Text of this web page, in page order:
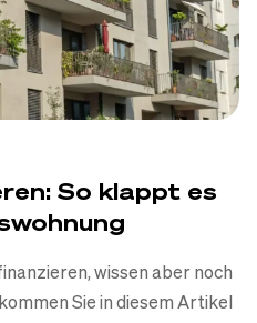
So klappt es
wissen aber noch
Sie in diesem Artikel